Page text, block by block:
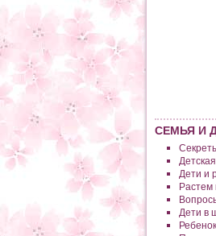
СЕМЬЯ И
Дети и
Растем
Дети в